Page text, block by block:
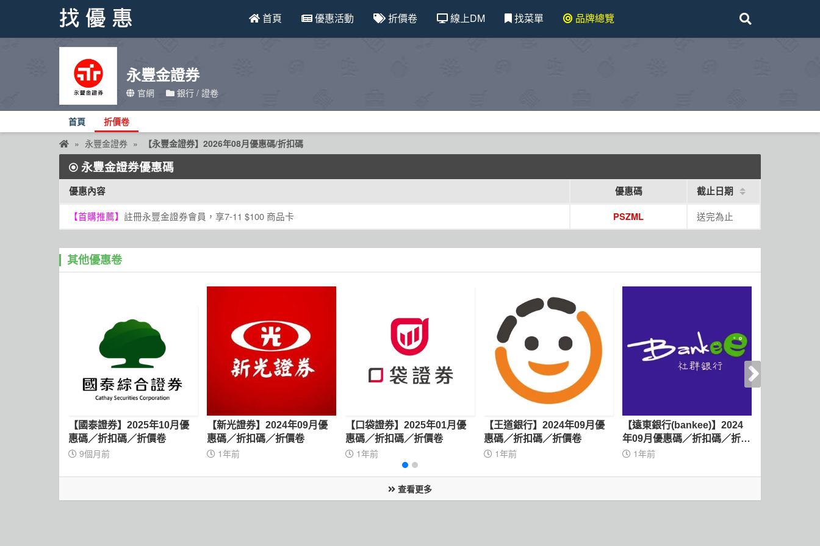
首頁 優惠活動 折價卷 線上DM 找菜單 品牌總覽
永豐金證券
官網 銀行 / 證卷
首頁 折價卷
永豐金證券 【永豐金證券】2026年08月優惠碼/折扣碼
永豐金證券優惠碼
優惠內容 優惠碼
截止日期
【首購推薦】 註冊永豐金證券會員，享7-11 $100 商品卡 PSZML 送完為止
其他優惠卷
【國泰證券】2025年10月優
惠碼／折扣碼／折價卷
9個月前
【新光證券】2024年09月優
惠碼／折扣碼／折價卷
1年前
【口袋證券】2025年01月優
惠碼／折扣碼／折價卷
1年前
【王道銀行】2024年09月優
惠碼／折扣碼／折價卷
1年前
【遠東銀行(bankee)】2024
年09月優惠碼／折扣碼／折價
卷 1年前
查看更多
找優惠